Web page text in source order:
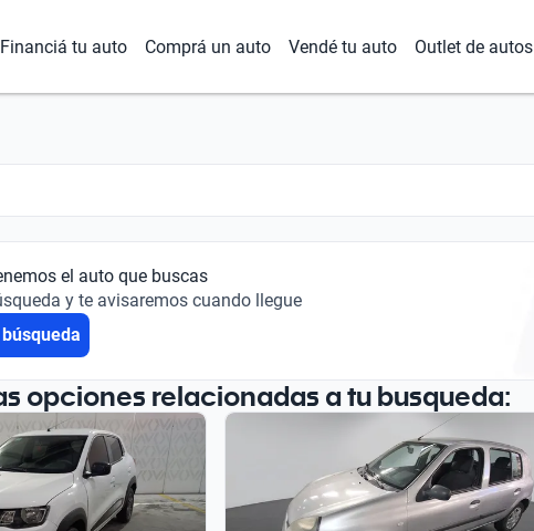
Financiá tu auto Comprá un auto Vendé tu auto Outlet de autos
el auto que buscas
y te avisaremos cuando llegue
opciones relacionadas a tu busqueda: